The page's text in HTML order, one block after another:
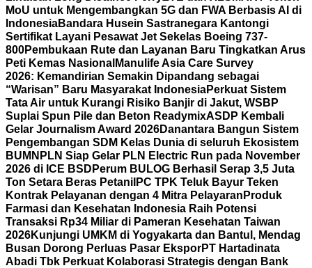
MoU untuk Mengembangkan 5G dan FWA Berbasis AI di
IndonesiaBandara Husein Sastranegara Kantongi
Sertifikat Layani Pesawat Jet Sekelas Boeing 737-
800Pembukaan Rute dan Layanan Baru Tingkatkan Arus
Peti Kemas Nasional Manulife Asia Care Survey
2026: Kemandirian Semakin Dipandang sebagai
“Warisan” Baru Masyarakat IndonesiaPerkuat Sistem
Tata Air untuk Kurangi Risiko Banjir di Jakut, WSBP
Suplai Spun Pile dan Beton ReadymixASDP Kembali
Gelar Journalism Award 2026Danantara Bangun Sistem
Pengembangan SDM Kelas Dunia di seluruh Ekosistem
BUMN PLN Siap Gelar PLN Electric Run pada November
2026 di ICE BSD Perum BULOG Berhasil Serap 3,5 Juta
Ton Setara Beras Petani IPC TPK Teluk Bayur Teken
Kontrak Pelayanan dengan 4 Mitra Pelayaran Produk
Farmasi dan Kesehatan Indonesia Raih Potensi
Transaksi Rp34 Miliar di Pameran Kesehatan Taiwan
2026Kunjungi UMKM di Yogyakarta dan Bantul, Mendag
Busan Dorong Perluas Pasar EksporPT Hartadinata
Abadi Tbk Perkuat Kolaborasi Strategis dengan Bank